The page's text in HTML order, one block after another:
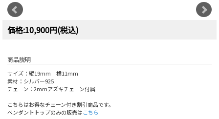
価格:10,900円(税込)
商品説明
サイズ：縦19mm 横11mm
素材：シルバー925
チェーン：2mmアズキチェーン付属
こちらはお得なチェーン付き割引商品です。
ペンダントトップのみの販売はこちら